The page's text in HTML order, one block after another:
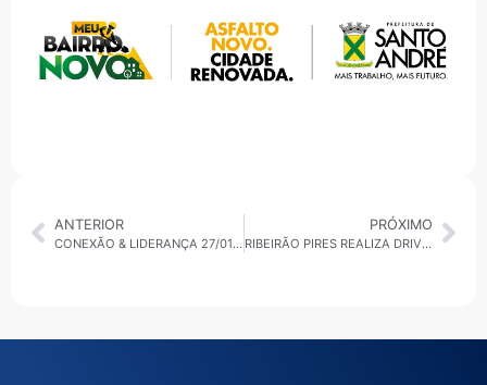
ANTERIOR
CONEXÃO & LIDERANÇA 27/01/2026: ECONOMIA E MERCADO | FÁBIO DENARDEI ANALISA E DESCOMPLICAO CENÁRIO FINANCEIRO
PRÓXIMO
RIBEIRÃO PIRES REALIZA DRIVE-THRU DO LIXO ELETRÔNICO NESTA QUARTA-FEIRA (28) NO PAÇO MUNICIPAL